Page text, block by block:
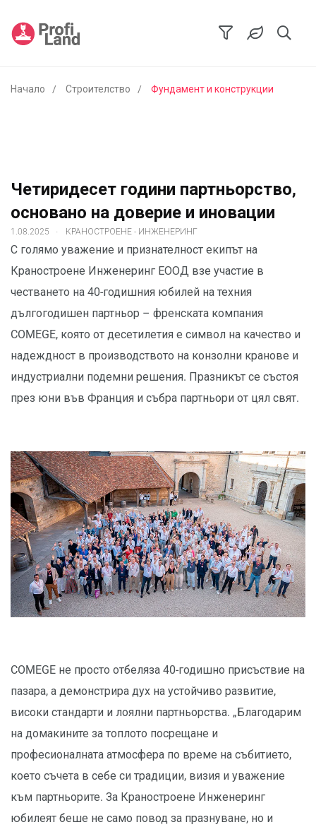
Начало Строителство Фундамент и конструкции
Четиридесет години партньорство,
основано на доверие и иновации
1.08.2025 . КРАНОСТРОЕНЕ - ИНЖЕНЕРИНГ
С голямо уважение и признателност екипът на
Краностроене Инженеринг ЕООД взе участие в
честването на 40-годишния юбилей на техния
дългогодишен партньор – френската компания
COMEGE, която от десетилетия е символ на качество и
надеждност в производството на конзолни кранове и
индустриални подемни решения. Празникът се състоя
през юни във Франция и събра партньори от цял свят.
COMEGE не просто отбеляза 40-годишно присъствие на
пазара, а демонстрира дух на устойчиво развитие,
високи стандарти и лоялни партньорства. „Благодарим
на домакините за топлото посрещане и
професионалната атмосфера по време на събитието,
което съчета в себе си традиции, визия и уважение
към партньорите. За Краностроене Инженеринг
юбилеят беше не само повод за празнуване, но и